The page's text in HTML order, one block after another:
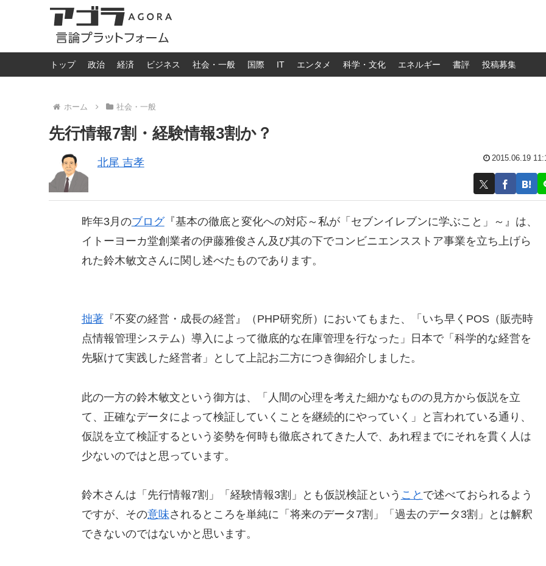
トップ 政治 経済 ビジネス 社会・一般 国際 IT エンタメ 科学・文化 エネルギー 書評 投稿募集
ホーム 社会・一般
先行情報7割・経験情報3割か？
北尾 吉孝 2015.06.19
昨年3月のブログ『基本の徹底と変化への対応～私が「セブンイレブンに学ぶこと」～』は、
イトーヨーカ堂創業者の伊藤雅俊さん及び其の下でコンビニエンスストア事業を立ち上げら
れた鈴木敏文さんに関し述べたものであります。
拙著『不変の経営・成長の経営』（PHP研究所）においてもまた、「いち早くPOS（販売時
点情報管理システム）導入によって徹底的な在庫管理を行なった」日本で「科学的な経営を
先駆けて実践した経営者」として上記お二方につき御紹介しました。
此の一方の鈴木敏文という御方は、「人間の心理を考えた細かなものの見方から仮説を立
て、正確なデータによって検証していくことを継続的にやっていく」と言われている通り、
仮説を立て検証するという姿勢を何時も徹底されてきた人で、あれ程までにそれを貫く人は
少ないのではと思っています。
鈴木さんは「先行情報7割」「経験情報3割」とも仮説検証という こと で述べておられるよう
ですが、その意味されるところを単純に「将来のデータ7割」「過去のデータ3割」とは解釈
できないのではないかと思います。